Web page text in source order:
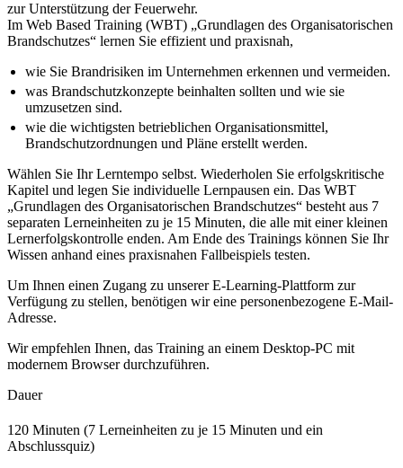
zur Unterstützung der Feuerwehr.
Im Web Based Training (WBT) „Grundlagen des Organisatorischen
Brandschutzes“ lernen Sie effizient und praxisnah,
wie Sie Brandrisiken im Unternehmen erkennen und vermeiden.
was Brandschutzkonzepte beinhalten sollten und wie sie
umzusetzen sind.
wie die wichtigsten betrieblichen Organisationsmittel,
Brandschutzordnungen und Pläne erstellt werden.
Wählen Sie Ihr Lerntempo selbst. Wiederholen Sie erfolgskritische
Kapitel und legen Sie individuelle Lernpausen ein. Das WBT
„Grundlagen des Organisatorischen Brandschutzes“ besteht aus 7
separaten Lerneinheiten zu je 15 Minuten, die alle mit einer kleinen
Lernerfolgskontrolle enden. Am Ende des Trainings können Sie Ihr
Wissen anhand eines praxisnahen Fallbeispiels testen.
Um Ihnen einen Zugang zu unserer E-Learning-Plattform zur
Verfügung zu stellen, benötigen wir eine personenbezogene E-Mail-
Adresse.
Wir empfehlen Ihnen, das Training an einem Desktop-PC mit
modernem Browser durchzuführen.
Dauer
120 Minuten (7 Lerneinheiten zu je 15 Minuten und ein
Abschlussquiz)